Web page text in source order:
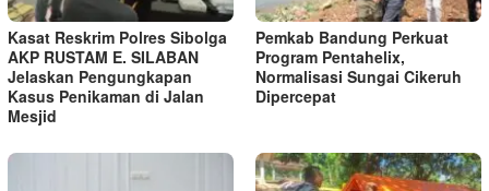
Kasat Reskrim Polres Sibolga
AKP RUSTAM E. SILABAN
Jelaskan Pengungkapan
Kasus Penikaman di Jalan
Mesjid
Pemkab Bandung Perkuat
Program Pentahelix,
Normalisasi Sungai Cikeruh
Dipercepat